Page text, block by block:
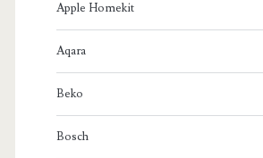
Apple Homekit
Aqara
Beko
Bosch